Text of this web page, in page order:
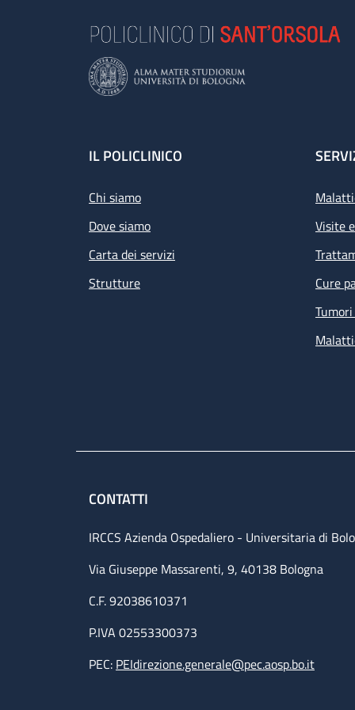
Footer
IL POLICLINICO
Chi siamo
Dove siamo
Carta dei servizi
Strutture
Visite
Cure
CONTATTI
IRCCS Azienda Ospedaliero - Universitaria di
Via Giuseppe Massarenti, 9, 40138 Bologna
C.F. 92038610371
P.IVA 02553300373
PEC: PEIdirezione.generale@pec.aosp.bo.it